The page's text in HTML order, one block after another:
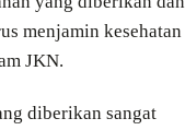
menjamin kesehatan
JKN.
diberikan sangat